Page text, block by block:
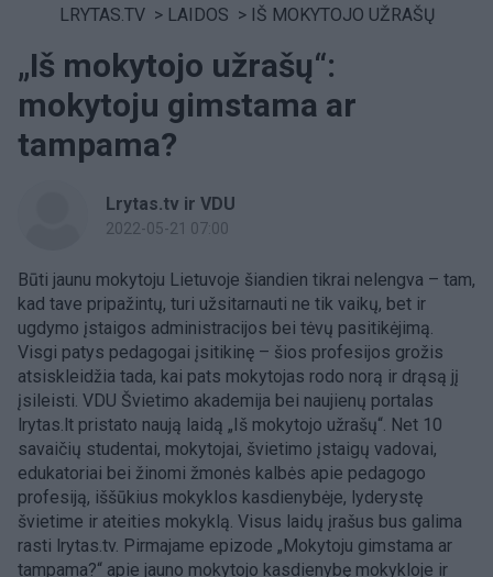
LRYTAS.TV > LAIDOS > IŠ MOKYTOJO UŽRAŠŲ
„Iš mokytojo užrašų“:
mokytoju gimstama ar
tampama?
Lrytas.tv ir VDU
2022-05-21 07:00
Būti jaunu mokytoju Lietuvoje šiandien tikrai nelengva – tam,
kad tave pripažintų, turi užsitarnauti ne tik vaikų, bet ir
ugdymo įstaigos administracijos bei tėvų pasitikėjimą.
Visgi patys pedagogai įsitikinę – šios profesijos grožis
atsiskleidžia tada, kai pats mokytojas rodo norą ir drąsą jį
įsileisti. VDU Švietimo akademija bei naujienų portalas
lrytas.lt pristato naują laidą „Iš mokytojo užrašų“. Net 10
savaičių studentai, mokytojai, švietimo įstaigų vadovai,
edukatoriai bei žinomi žmonės kalbės apie pedagogo
profesiją, iššūkius mokyklos kasdienybėje, lyderystę
švietime ir ateities mokyklą. Visus laidų įrašus bus galima
rasti lrytas.tv. Pirmajame epizode „Mokytoju gimstama ar
tampama?“ apie jauno mokytojo kasdienybę mokykloje ir